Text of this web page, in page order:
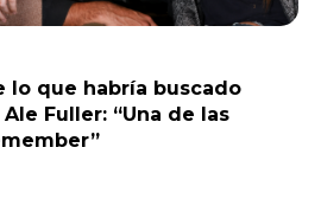
lo que habría buscado
Fuller: “Una de las